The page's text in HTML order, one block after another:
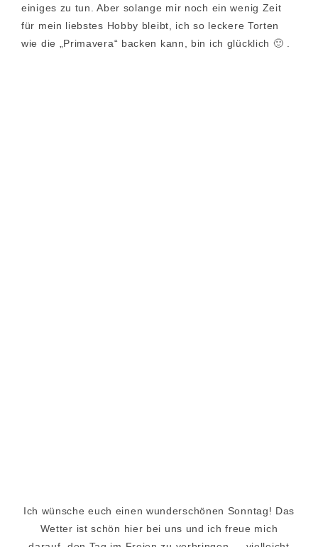
einiges zu tun. Aber solange mir noch ein wenig Zeit
für mein liebstes Hobby bleibt, ich so leckere Torten
wie die „Primavera“ backen kann, bin ich glücklich 🙂 .
Ich wünsche euch einen wunderschönen Sonntag! Das
Wetter ist schön hier bei uns und ich freue mich